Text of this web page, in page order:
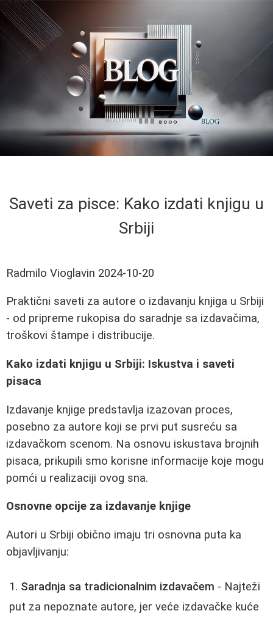
Saveti za pisce: Kako izdati knjigu u
Srbiji
Radmilo Vioglavin 2024-10-20
Praktični saveti za autore o izdavanju knjiga u Srbiji
- od pripreme rukopisa do saradnje sa izdavačima,
troškovi štampe i distribucije.
Kako izdati knjigu u Srbiji: Iskustva i saveti
pisaca
Izdavanje knjige predstavlja izazovan proces,
posebno za autore koji se prvi put susreću sa
izdavačkom scenom. Na osnovu iskustava brojnih
pisaca, prikupili smo korisne informacije koje mogu
pomći u realizaciji ovog sna.
Osnovne opcije za izdavanje knjige
Autori u Srbiji obično imaju tri osnovna puta ka
objavljivanju:
Saradnja sa tradicionalnim izdavačem - Najteži
put za nepoznate autore, jer veće izdavačke kuće